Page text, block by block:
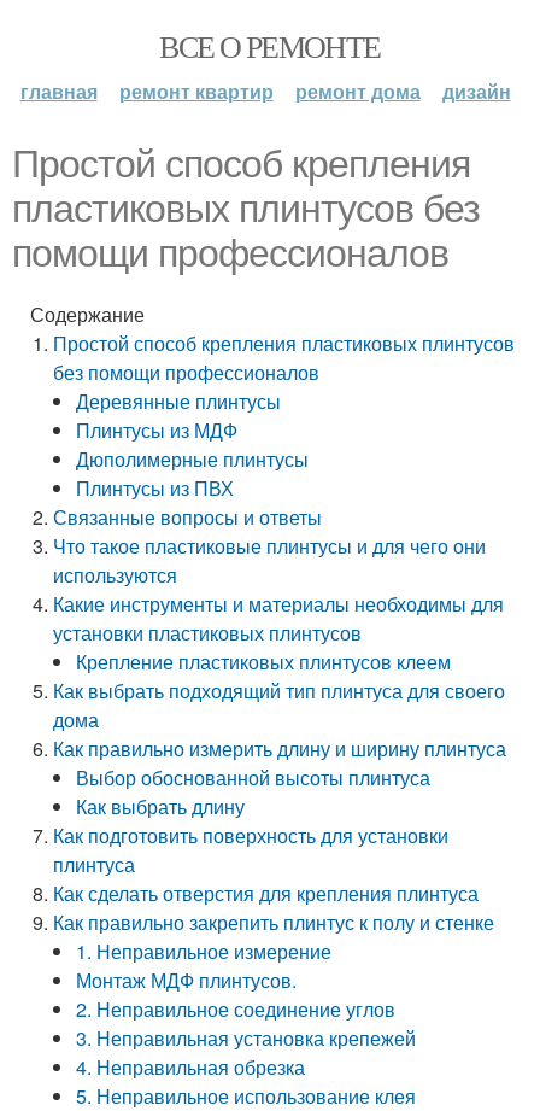
ВСЕ О РЕМОНТЕ
главная ремонт квартир ремонт дома дизайн
Простой способ крепления
пластиковых плинтусов без
помощи профессионалов
Содержание
Простой способ крепления пластиковых плинтусов
без помощи профессионалов
Деревянные плинтусы
Плинтусы из МДФ
Дюполимерные плинтусы
Плинтусы из ПВХ
Связанные вопросы и ответы
Что такое пластиковые плинтусы и для чего они
используются
Какие инструменты и материалы необходимы для
установки пластиковых плинтусов
Крепление пластиковых плинтусов клеем
Как выбрать подходящий тип плинтуса для своего
дома
Как правильно измерить длину и ширину плинтуса
Выбор обоснованной высоты плинтуса
Как выбрать длину
Как подготовить поверхность для установки
плинтуса
Как сделать отверстия для крепления плинтуса
Как правильно закрепить плинтус к полу и стенке
1. Неправильное измерение
Монтаж МДФ плинтусов.
2. Неправильное соединение углов
3. Неправильная установка крепежей
4. Неправильная обрезка
5. Неправильное использование клея